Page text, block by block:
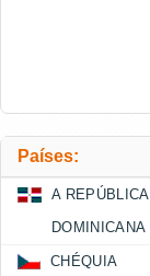
Países:
A REPÚBLICA
DOMINICANA
CHÉQUIA